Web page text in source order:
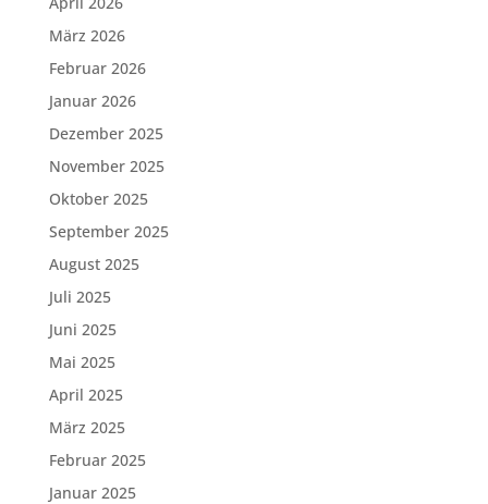
März 2026
Februar 2026
Januar 2026
Dezember 2025
November 2025
Oktober 2025
September 2025
August 2025
Juli 2025
Juni 2025
Mai 2025
April 2025
März 2025
Februar 2025
Januar 2025